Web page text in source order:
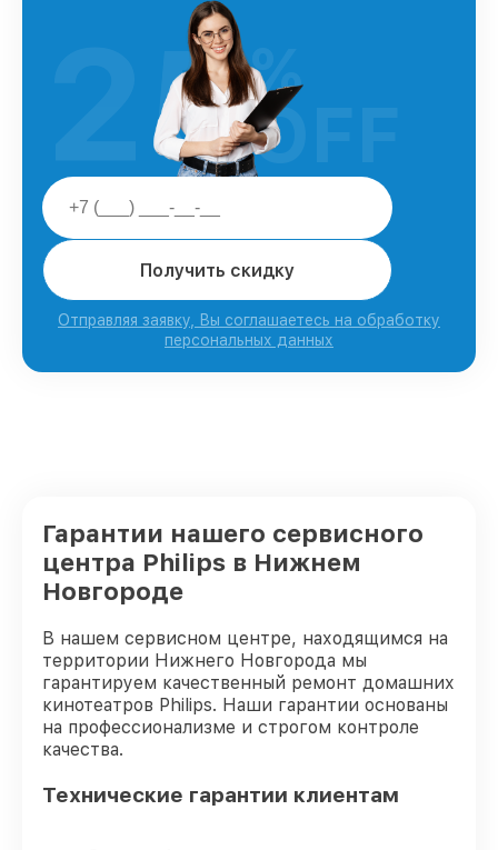
Получить скидку
Отправляя заявку, Вы соглашаетесь на обработку
персональных данных
25%
OFF
Гарантии нашего сервисного
центра Philips в Нижнем
Новгороде
В нашем сервисном центре, находящимся на
территории Нижнего Новгорода мы
гарантируем качественный ремонт домашних
кинотеатров Philips. Наши гарантии основаны
на профессионализме и строгом контроле
качества.
Технические гарантии клиентам